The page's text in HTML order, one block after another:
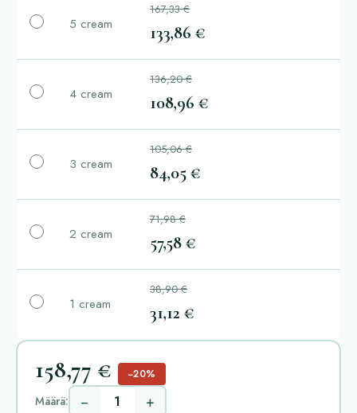
5 cream
167,33 €
133,86 €
4 cream
136,20 €
108,96 €
3 cream
105,06 €
84,05 €
2 cream
71,98 €
57,58 €
1 cream
38,90 €
31,12 €
158,77 € −20%
Määrä: − +